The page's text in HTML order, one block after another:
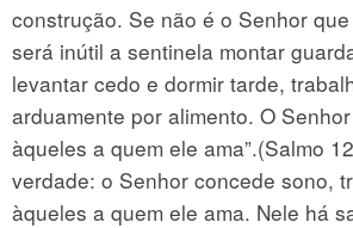
construção. Se não é o Senhor
será inútil a sentinela montar
levantar cedo e dormir tarde,
arduamente por alimento. O
àqueles a quem ele ama”.(Salmo
verdade: o Senhor concede sono,
àqueles a quem ele ama. Nele há